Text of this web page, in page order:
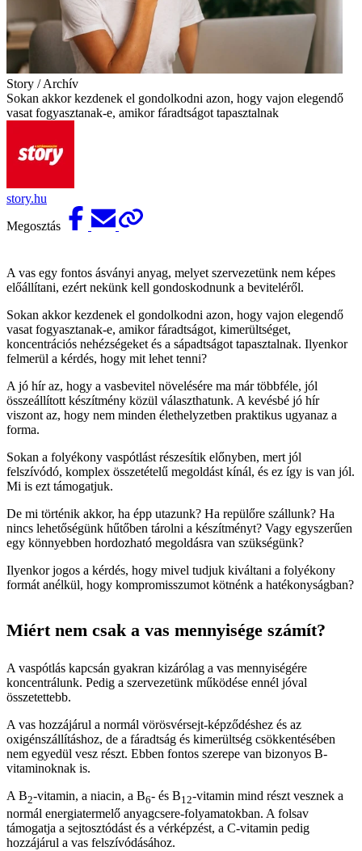
Story / Archív
Sokan akkor kezdenek el gondolkodni azon, hogy vajon elegendő
vasat fogyasztanak-e, amikor fáradtságot tapasztalnak
story.hu
Megosztás
A vas egy fontos ásványi anyag, melyet szervezetünk nem képes
előállítani, ezért nekünk kell gondoskodnunk a beviteléről.
Sokan akkor kezdenek el gondolkodni azon, hogy vajon elegendő
vasat fogyasztanak-e, amikor fáradtságot, kimerültséget,
koncentrációs nehézségeket és a sápadtságot tapasztalnak. Ilyenkor
felmerül a kérdés, hogy mit lehet tenni?
A jó hír az, hogy a vasbevitel növelésére ma már többféle, jól
összeállított készítmény közül választhatunk. A kevésbé jó hír
viszont az, hogy nem minden élethelyzetben praktikus ugyanaz a
forma.
Sokan a folyékony vaspótlást részesítik előnyben, mert jól
felszívódó, komplex összetételű megoldást kínál, és ez így is van jól.
Mi is ezt támogatjuk.
De mi történik akkor, ha épp utazunk? Ha repülőre szállunk? Ha
nincs lehetőségünk hűtőben tárolni a készítményt? Vagy egyszerűen
egy könnyebben hordozható megoldásra van szükségünk?
Ilyenkor jogos a kérdés, hogy mivel tudjuk kiváltani a folyékony
formát anélkül, hogy kompromisszumot kötnénk a hatékonyságban?
Miért nem csak a vas mennyisége számít?
A vaspótlás kapcsán gyakran kizárólag a vas mennyiségére
koncentrálunk. Pedig a szervezetünk működése ennél jóval
összetettebb.
A vas hozzájárul a normál vörösvérsejt-képződéshez és az
oxigénszállításhoz, de a fáradtság és kimerültség csökkentésében
nem egyedül vesz részt. Ebben fontos szerepe van bizonyos B-
vitaminoknak is.
A B2-vitamin, a niacin, a B6- és B12-vitamin mind részt vesznek a
normál energiatermelő anyagcsere-folyamatokban. A folsav
támogatja a sejtosztódást és a vérképzést, a C-vitamin pedig
hozzájárul a vas felszívódásához.